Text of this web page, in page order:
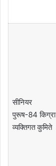
सीनियर
पुरूष-84 किग्रा
व्यक्तिगत कुमिते